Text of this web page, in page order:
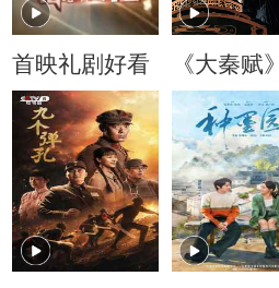
首映礼剧好看 《大秦赋》